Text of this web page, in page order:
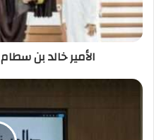
الأمير خالد بن